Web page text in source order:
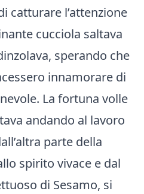
catturare l’attenzione
cucciola saltava
sperando che
innamorare di
La fortuna volle
andando al lavoro
parte della
spirito vivace e dal
di Sesamo, si